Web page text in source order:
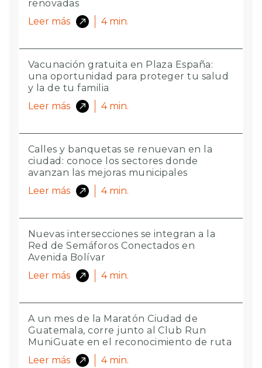
renovadas
Leer más
4 min.
Vacunación gratuita en Plaza España:
una oportunidad para proteger tu salud
y la de tu familia
Leer más
4 min.
Calles y banquetas se renuevan en la
ciudad: conoce los sectores donde
avanzan las mejoras municipales
Leer más
4 min.
Nuevas intersecciones se integran a la
Red de Semáforos Conectados en
Avenida Bolívar
Leer más
4 min.
A un mes de la Maratón Ciudad de
Guatemala, corre junto al Club Run
MuniGuate en el reconocimiento de ruta
Leer más
4 min.